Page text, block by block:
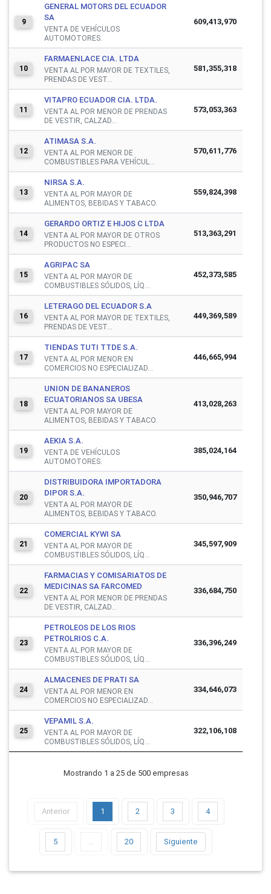
9
GENERAL MOTORS DEL ECUADOR
SA
VENTA DE VEHÍCULOS
AUTOMOTORES.
609,413,970
10
FARMAENLACE CIA. LTDA
VENTA AL POR MAYOR DE TEXTILES,
PRENDAS DE VEST...
581,355,318
11
VITAPRO ECUADOR CIA. LTDA.
VENTA AL POR MENOR DE PRENDAS
DE VESTIR, CALZAD...
573,053,363
12
ATIMASA S.A.
VENTA AL POR MENOR DE
COMBUSTIBLES PARA VEHÍCUL...
570,611,776
13
NIRSA S.A.
VENTA AL POR MAYOR DE
ALIMENTOS, BEBIDAS Y TABACO.
559,824,398
14
GERARDO ORTIZ E HIJOS C LTDA
VENTA AL POR MAYOR DE OTROS
PRODUCTOS NO ESPECI...
513,363,291
15
AGRIPAC SA
VENTA AL POR MAYOR DE
COMBUSTIBLES SÓLIDOS, LÍQ...
452,373,585
16
LETERAGO DEL ECUADOR S.A
VENTA AL POR MAYOR DE TEXTILES,
PRENDAS DE VEST...
449,369,589
17
TIENDAS TUTI TTDE S.A.
VENTA AL POR MENOR EN
COMERCIOS NO ESPECIALIZAD...
446,665,994
18
UNION DE BANANEROS
ECUATORIANOS SA UBESA
VENTA AL POR MAYOR DE
ALIMENTOS, BEBIDAS Y TABACO.
413,028,263
19
AEKIA S.A.
VENTA DE VEHÍCULOS
AUTOMOTORES.
385,024,164
20
DISTRIBUIDORA IMPORTADORA
DIPOR S.A.
VENTA AL POR MAYOR DE
ALIMENTOS, BEBIDAS Y TABACO.
350,946,707
21
COMERCIAL KYWI SA
VENTA AL POR MAYOR DE
COMBUSTIBLES SÓLIDOS, LÍQ...
345,597,909
22
FARMACIAS Y COMISARIATOS DE
MEDICINAS SA FARCOMED
VENTA AL POR MENOR DE PRENDAS
DE VESTIR, CALZAD...
336,684,750
23
PETROLEOS DE LOS RIOS
PETROLRIOS C.A.
VENTA AL POR MAYOR DE
COMBUSTIBLES SÓLIDOS, LÍQ...
336,396,249
24
ALMACENES DE PRATI SA
VENTA AL POR MENOR EN
COMERCIOS NO ESPECIALIZAD...
334,646,073
25
VEPAMIL S.A.
VENTA AL POR MAYOR DE
COMBUSTIBLES SÓLIDOS, LÍQ...
322,106,108
Mostrando 1 a 25 de 500 empresas
Anterior 1 2 3 4
5 … 20 Siguiente